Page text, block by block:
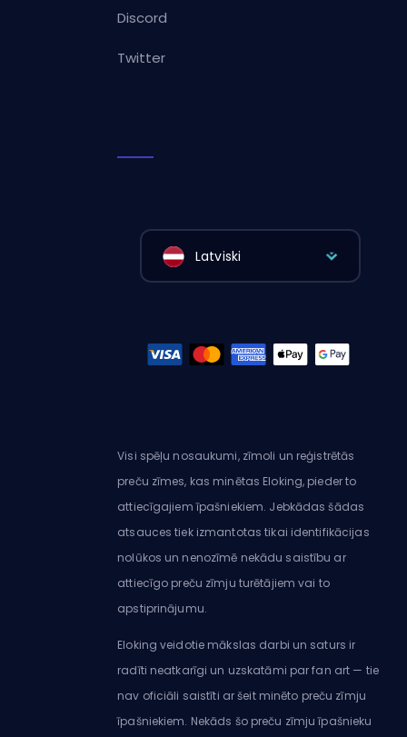
Discord
Twitter
Latviski
Visi spēļu nosaukumi, zīmoli un reģistrētās
preču zīmes, kas minētas Eloking, pieder to
attiecīgajiem īpašniekiem. Jebkādas šādas
atsauces tiek izmantotas tikai identifikācijas
nolūkos un nenozīmē nekādu saistību ar
attiecīgo preču zīmju turētājiem vai to
apstiprinājumu.
Eloking veidotie mākslas darbi un saturs ir
radīti neatkarīgi un uzskatāmi par fan art — tie
nav oficiāli saistīti ar šeit minēto preču zīmju
īpašniekiem. Nekāds šo preču zīmju īpašnieku